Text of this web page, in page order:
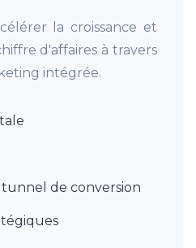
la croissance et
d'affaires à travers
intégrée.
de conversion